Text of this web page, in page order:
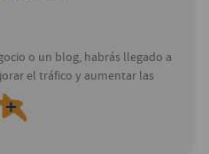
o un blog, habrás llegado a
el tráfico y aumentar las
＋